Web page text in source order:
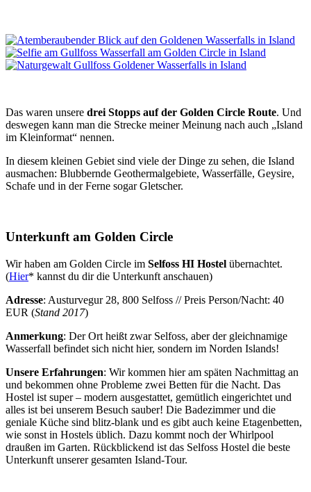
Das waren unsere drei Stopps auf der Golden Circle Route. Und
deswegen kann man die Strecke meiner Meinung nach auch „Island
im Kleinformat“ nennen.
In diesem kleinen Gebiet sind viele der Dinge zu sehen, die Island
ausmachen: Blubbernde Geothermalgebiete, Wasserfälle, Geysire,
Schafe und in der Ferne sogar Gletscher.
Unterkunft am Golden Circle
Wir haben am Golden Circle im Selfoss HI Hostel übernachtet.
(Hier* kannst du dir die Unterkunft anschauen)
Adresse: Austurvegur 28, 800 Selfoss // Preis Person/Nacht: 40
EUR (Stand 2017)
Anmerkung: Der Ort heißt zwar Selfoss, aber der gleichnamige
Wasserfall befindet sich nicht hier, sondern im Norden Islands!
Unsere Erfahrungen: Wir kommen hier am späten Nachmittag an
und bekommen ohne Probleme zwei Betten für die Nacht. Das
Hostel ist super – modern ausgestattet, gemütlich eingerichtet und
alles ist bei unserem Besuch sauber! Die Badezimmer und die
geniale Küche sind blitz-blank und es gibt auch keine Etagenbetten,
wie sonst in Hostels üblich. Dazu kommt noch der Whirlpool
draußen im Garten. Rückblickend ist das Selfoss Hostel die beste
Unterkunft unserer gesamten Island-Tour.